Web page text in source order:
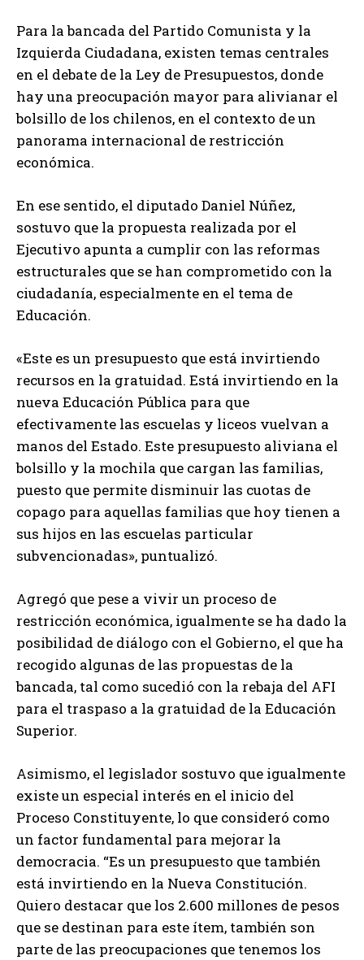
Para la bancada del Partido Comunista y la
Izquierda Ciudadana, existen temas centrales
en el debate de la Ley de Presupuestos, donde
hay una preocupación mayor para alivianar el
bolsillo de los chilenos, en el contexto de un
panorama internacional de restricción
económica.
En ese sentido, el diputado Daniel Núñez,
sostuvo que la propuesta realizada por el
Ejecutivo apunta a cumplir con las reformas
estructurales que se han comprometido con la
ciudadanía, especialmente en el tema de
Educación.
«Este es un presupuesto que está invirtiendo
recursos en la gratuidad. Está invirtiendo en la
nueva Educación Pública para que
efectivamente las escuelas y liceos vuelvan a
manos del Estado. Este presupuesto aliviana el
bolsillo y la mochila que cargan las familias,
puesto que permite disminuir las cuotas de
copago para aquellas familias que hoy tienen a
sus hijos en las escuelas particular
subvencionadas», puntualizó.
Agregó que pese a vivir un proceso de
restricción económica, igualmente se ha dado la
posibilidad de diálogo con el Gobierno, el que ha
recogido algunas de las propuestas de la
bancada, tal como sucedió con la rebaja del AFI
para el traspaso a la gratuidad de la Educación
Superior.
Asimismo, el legislador sostuvo que igualmente
existe un especial interés en el inicio del
Proceso Constituyente, lo que consideró como
un factor fundamental para mejorar la
democracia. “Es un presupuesto que también
está invirtiendo en la Nueva Constitución.
Quiero destacar que los 2.600 millones de pesos
que se destinan para este ítem, también son
parte de las preocupaciones que tenemos los